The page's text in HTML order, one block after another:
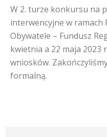
W 2. turze konkursu na
interwencyjne w
Obywatele – Fundusz
kwietnia a 22 maja 2023
wniosków.
formalną.